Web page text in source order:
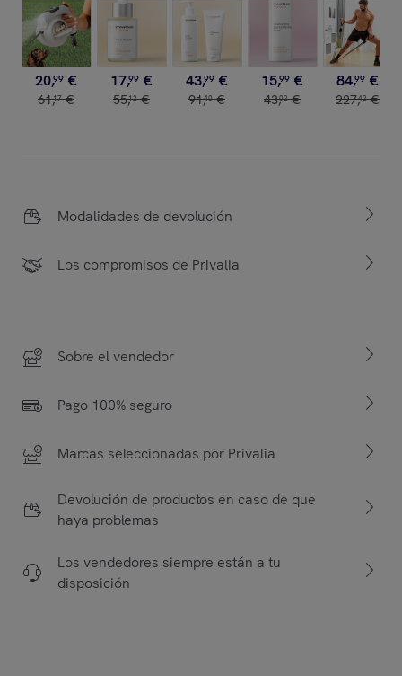
20,99 €
61,17 €
17,99 €
55,12 €
43,99 €
91,40 €
15,99 €
43,02 €
84,99 €
227,42 €
Modalidades de devolución
Los compromisos de Privalia
Sobre el vendedor
Pago 100% seguro
Marcas seleccionadas por Privalia
Devolución de productos en caso de que
haya problemas
Los vendedores siempre están a tu
disposición